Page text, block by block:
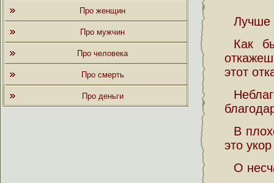
Про женщин
Про мужчин
Про человека
Про смерть
Про деньги
Лучше
Как
этот
В
это
О